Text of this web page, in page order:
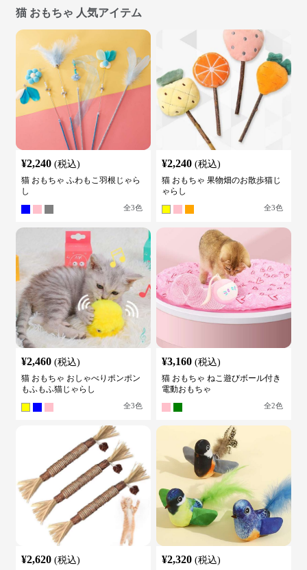
猫 おもちゃ 人気アイテム
¥2,240 (税込)
猫 おもちゃ ふわもこ羽根じゃら
し
全3色
¥2,240 (税込)
猫 おもちゃ 果物畑のお散歩猫じ
ゃらし
全3色
¥2,460 (税込)
猫 おもちゃ おしゃべりポンポン
もふもふ猫じゃらし
全3色
¥3,160 (税込)
猫 おもちゃ ねこ遊びボール付き
電動おもちゃ
全2色
¥2,620 (税込) ¥2,320 (税込)